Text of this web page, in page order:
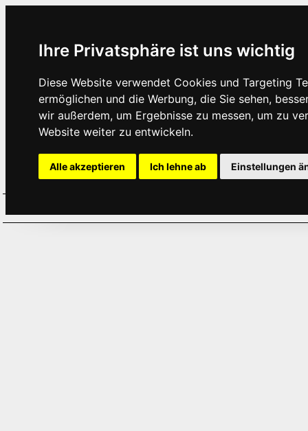
Ihre Privatsphäre ist uns wichtig
Diese Website verwendet Cookies und Targeting
ermöglichen und die Werbung, die Sie sehen,
wir außerdem, um Ergebnisse zu messen, um zu
Website weiter zu entwickeln.
Alle akzeptieren Ich lehne ab Einstellungen